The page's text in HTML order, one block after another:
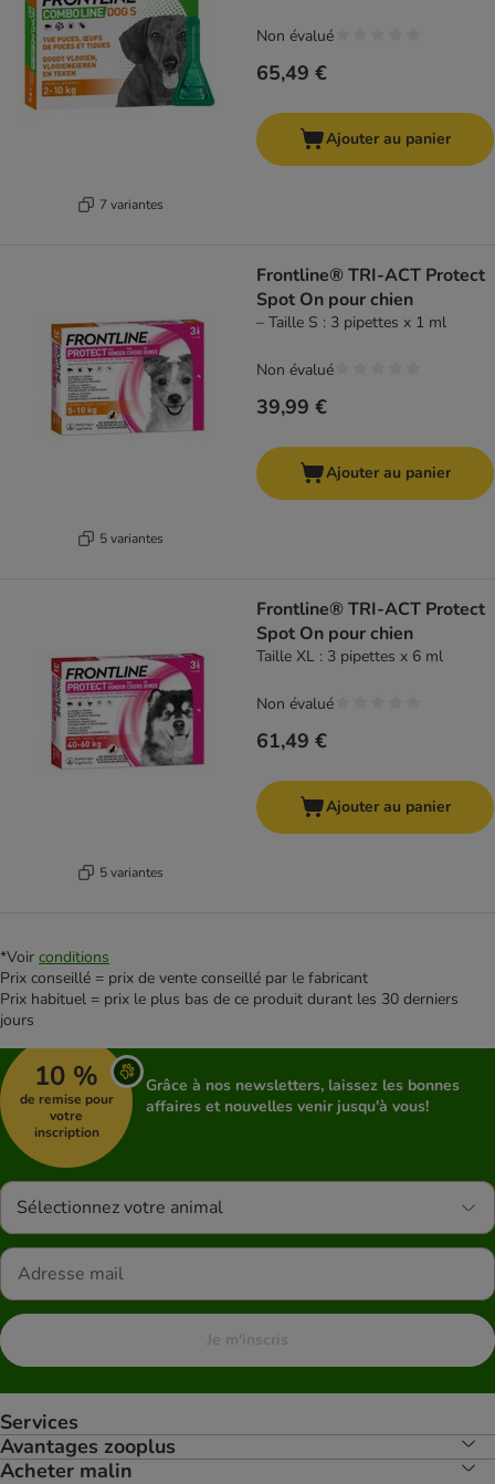
7 variantes
65,49 €
Non évalué
Ajouter au panier
5 variantes
Frontline® TRI-ACT Protect
Spot On pour chien
– Taille S : 3 pipettes x 1 ml
39,99 €
Non évalué
Ajouter au panier
5 variantes
Frontline® TRI-ACT Protect
Spot On pour chien
Taille XL : 3 pipettes x 6 ml
61,49 €
Non évalué
Ajouter au panier
*Voir conditions
Prix conseillé = prix de vente conseillé par le fabricant
Prix habituel = prix le plus bas de ce produit durant les 30 derniers
jours
10 %
de remise pour
votre
inscription
Grâce à nos newsletters, laissez les bonnes
affaires et nouvelles venir jusqu'à vous!
Sélectionnez votre animal
Je m'inscris
Services
Avantages zooplus
Acheter malin